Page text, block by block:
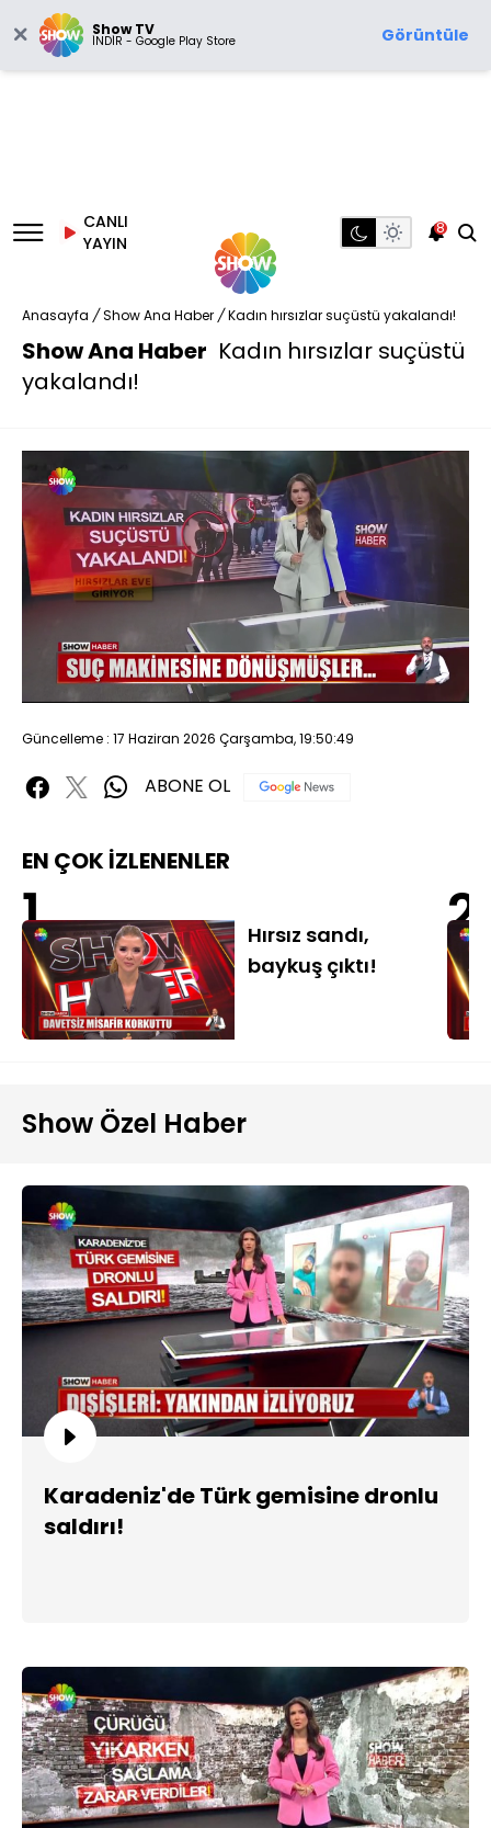
Show TV
İNDİR - Google Play Store Görüntüle
CANLI
YAYIN
8
Anasayfa / Show Ana Haber / Kadın hırsızlar suçüstü yakalandı!
Show Ana Haber Kadın hırsızlar suçüstü
yakalandı!
Sesi
Aç
480P
Yüklendi
39.48%
Oynatma
Hızı
Güncelleme : 17 Haziran 2026 Çarşamba, 19:50:49
ABONE OL
EN ÇOK İZLENENLER
1
Hırsız sandı,
baykuş çıktı!
2
Show Özel Haber
Karadeniz'de Türk gemisine dronlu
saldırı!